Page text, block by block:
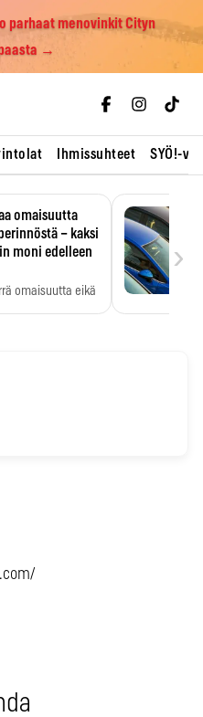
parhaat menovinkit Cityn
→
Ihmissuhteet SYÖ!-
omaisuutta
– kaksi
moni edelleen
omaisuutta eikä
›